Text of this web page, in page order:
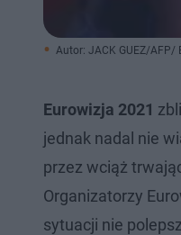
Autor: JACK GUEZ/AFP/
Eurowizja 2021
jednak nadal nie
przez wciąż
Organizatorzy
sytuacji nie